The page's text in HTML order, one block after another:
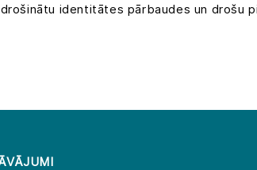
identitātes pārbaudes un drošu